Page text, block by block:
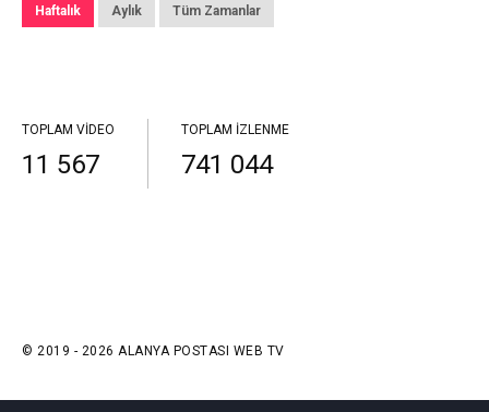
Haftalık Aylık Tüm Zamanlar
TOPLAM VIDEO
11 567
TOPLAM İZLENME
741 044
© 2019 - 2026 ALANYA POSTASI WEB TV